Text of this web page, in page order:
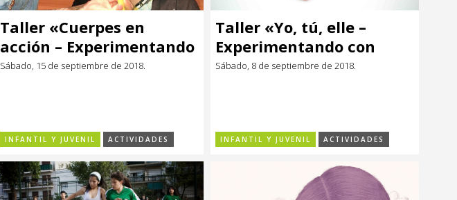
Taller «Cuerpes en
acción – Experimentando
con arte”
Sábado, 15 de septiembre de 2018.
INFANTIL Y JUVENIL ACTIVIDADES
Taller «Yo, tú, elle –
Experimentando con
arte”
Sábado, 8 de septiembre de 2018.
INFANTIL Y JUVENIL ACTIVIDADES